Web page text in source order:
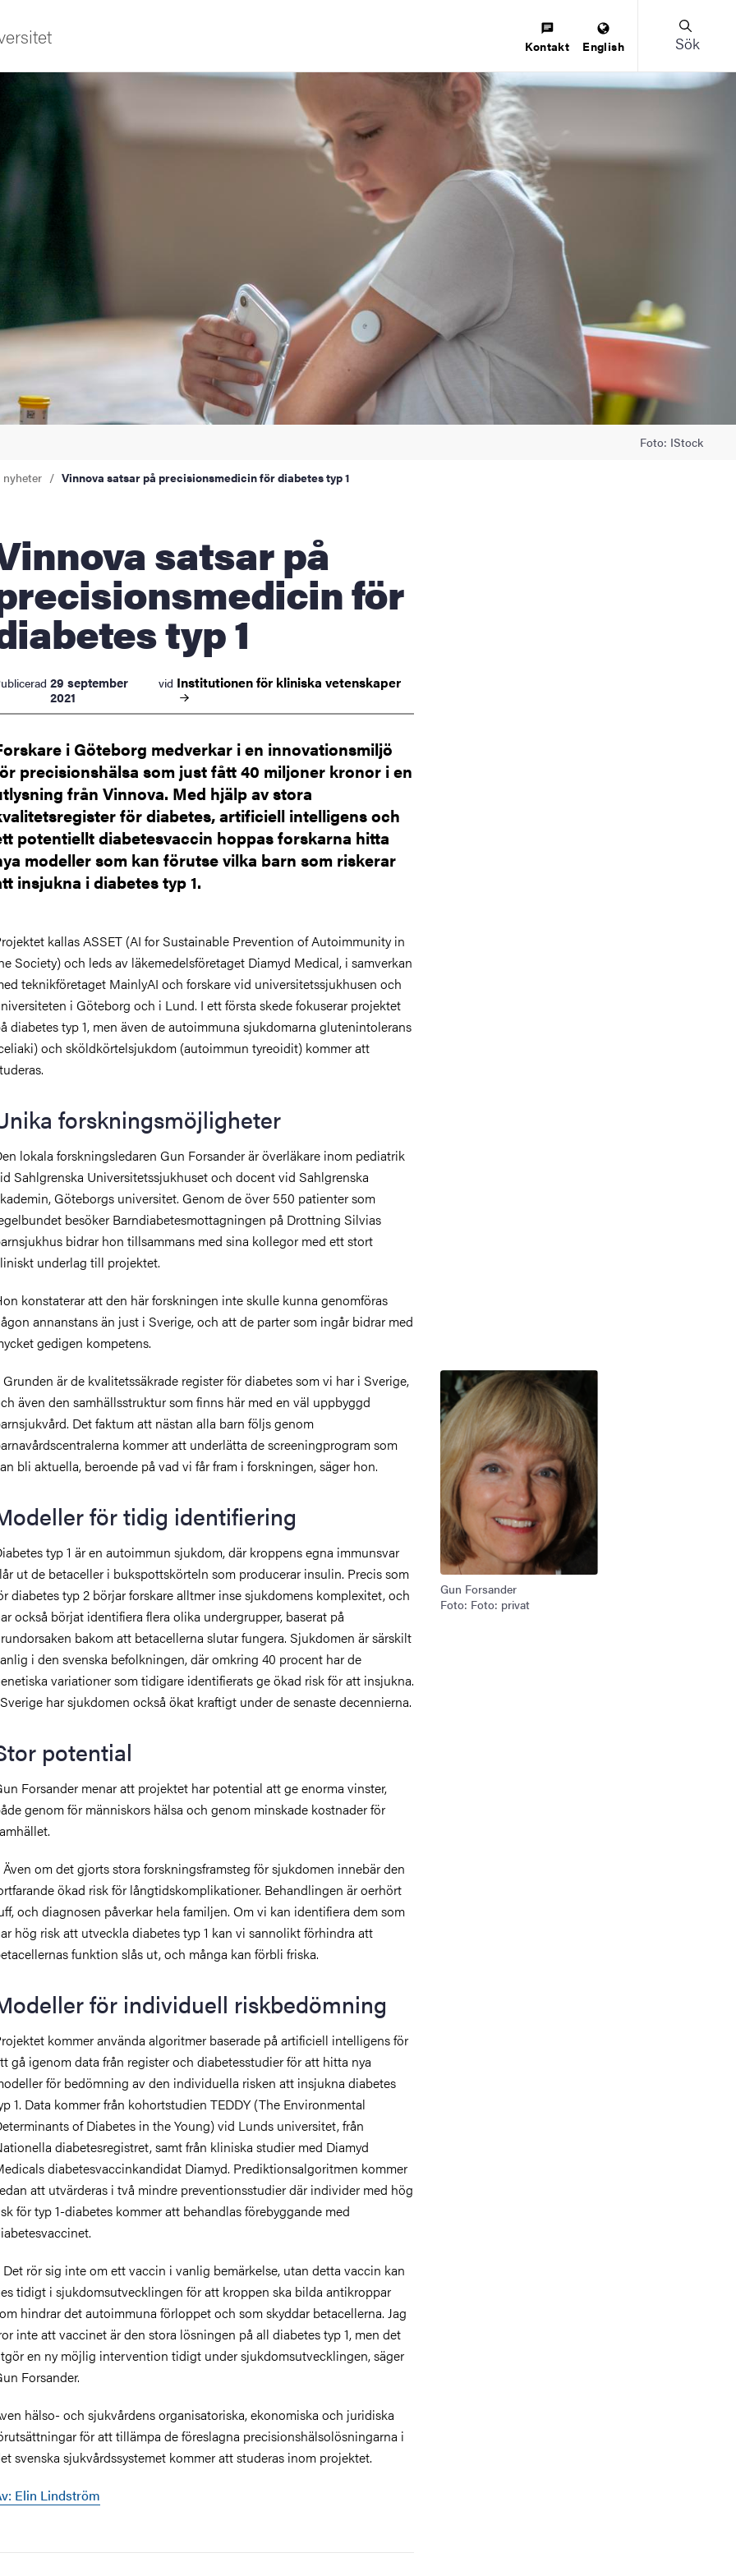
innovation
Kontakt English Sök
Foto: IStock
nyheter Vinnova satsar på precisionsmedicin för diabetes typ 1
på
för
typ 1
29 september
2021
vid Institutionen för kliniskavetenskaper
i Göteborg medverkar i en innovationsmiljö
precisionshälsa som just fått 40 miljoner kronor i en
från Vinnova. Med hjälp av stora
för diabetes, artificiell intelligens och
potentiellt diabetesvaccin hoppas forskarna hitta
modeller som kan förutse vilka barn som riskerar
insjukna i diabetes typ 1.
kallas ASSET (AI for Sustainable Prevention of Autoimmunity in
Society) och leds av läkemedelsföretaget Diamyd Medical, i samverkan
teknikföretaget MainlyAI och forskare vid universitetssjukhusen och
i Göteborg och i Lund. I ett första skede fokuserar projektet
diabetes typ 1, men även de autoimmuna sjukdomarna glutenintolerans
och sköldkörtelsjukdom (autoimmun tyreoidit) kommer att
forskningsmöjligheter
lokala forskningsledaren Gun Forsander är överläkare inom pediatrik
Sahlgrenska Universitetssjukhuset och docent vid Sahlgrenska
Göteborgs universitet. Genom de över 550 patienter som
besöker Barndiabetesmottagningen på Drottning Silvias
bidrar hon tillsammans med sina kollegor med ett stort
underlag till projektet.
konstaterar att den här forskningen inte skulle kunna genomföras
annanstans än just i Sverige, och att de parter som ingår bidrar med
gedigen kompetens.
Bild
Gun Forsander
Foto: Foto: privat
Grunden är de kvalitetssäkrade register för diabetes som vi har i Sverige,
även den samhällsstruktur som finns här med en väl uppbyggd
Det faktum att nästan alla barn följs genom
kommer att underlätta de screeningprogram som
bli aktuella, beroende på vad vi får fram i forskningen, säger hon.
för tidig identifiering
typ 1 är en autoimmun sjukdom, där kroppens egna immunsvar
ut de betaceller i bukspottskörteln som producerar insulin. Precis som
diabetes typ 2 börjar forskare alltmer inse sjukdomens komplexitet, och
också börjat identifiera flera olika undergrupper, baserat på
bakom att betacellerna slutar fungera. Sjukdomen är särskilt
i den svenska befolkningen, där omkring 40 procent har de
variationer som tidigare identifierats ge ökad risk för att insjukna.
har sjukdomen också ökat kraftigt under de senaste decennierna.
potential
Forsander menar att projektet har potential att ge enorma vinster,
genom för människors hälsa och genom minskade kostnader för
Även om det gjorts stora forskningsframsteg för sjukdomen innebär den
ökad risk för långtidskomplikationer. Behandlingen är oerhört
och diagnosen påverkar hela familjen. Om vi kan identifiera dem som
hög risk att utveckla diabetes typ 1 kan vi sannolikt förhindra att
funktion slås ut, och många kan förbli friska.
för individuell riskbedömning
kommer använda algoritmer baserade på artificiell intelligens för
gå igenom data från register och diabetesstudier för att hitta nya
för bedömning av den individuella risken att insjukna diabetes
1. Data kommer från kohortstudien TEDDY (The Environmental
of Diabetes in the Young) vid Lunds universitet, från
diabetesregistret, samt från kliniska studier med Diamyd
diabetesvaccinkandidat Diamyd. Prediktionsalgoritmen kommer
att utvärderas i två mindre preventionsstudier där individer med hög
för typ 1-diabetes kommer att behandlas förebyggande med
Det rör sig inte om ett vaccin i vanlig bemärkelse, utan detta vaccin kan
tidigt i sjukdomsutvecklingen för att kroppen ska bilda antikroppar
hindrar det autoimmuna förloppet och som skyddar betacellerna. Jag
inte att vaccinet är den stora lösningen på all diabetes typ 1, men det
en ny möjlig intervention tidigt under sjukdomsutvecklingen, säger
Forsander.
hälso- och sjukvårdens organisatoriska, ekonomiska och juridiska
för att tillämpa de föreslagna precisionshälsolösningarna i
svenska sjukvårdssystemet kommer att studeras inom projektet.
Elin Lindström